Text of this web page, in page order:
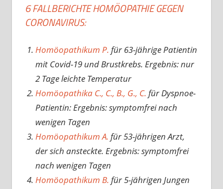
6 FALLBERICHTE HOMÖOPATHIE GEGEN
CORONAVIRUS:
Homöopathikum P. für 63-jährige Patientin
mit Covid-19 und Brustkrebs. Ergebnis: nur
2 Tage leichte Temperatur
Homöopathika C., C., B., G., C. für Dyspnoe-
Patientin: Ergebnis: symptomfrei nach
wenigen Tagen
Homöopathikum A. für 53-jährigen Arzt,
der sich ansteckte. Ergebnis: symptomfrei
nach wenigen Tagen
Homöopathikum B. für 5-jährigen Jungen